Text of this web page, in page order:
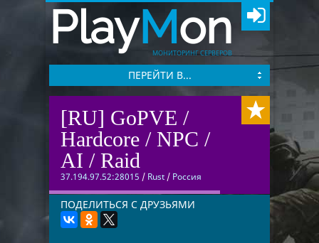
PlayMon
МОНИТОРИНГ СЕРВЕРОВ
ПЕРЕЙТИ В...
[RU] GoPVE /
Hardcore / NPC /
AI / Raid
37.194.97.52:28015 / Rust / Россия
ПОДЕЛИТЬСЯ С ДРУЗЬЯМИ